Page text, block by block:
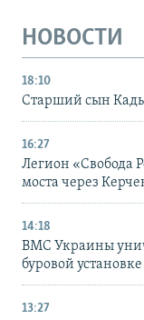
НОВОСТИ
18:10
Старший сын
16:27
Легион «Свобода
моста через
14:18
ВМС Украины
буровой
13:27